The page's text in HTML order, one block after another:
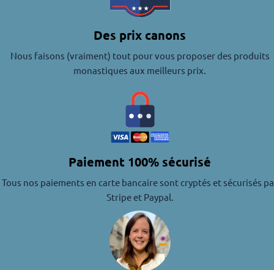
Des prix canons
Nous faisons (vraiment) tout pour vous proposer des produits
monastiques aux meilleurs prix.
Paiement 100% sécurisé
Tous nos paiements en carte bancaire sont cryptés et sécurisés
Stripe et Paypal.